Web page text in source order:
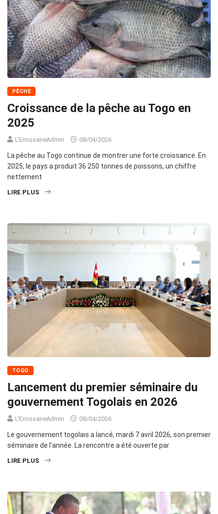
PÊCHE
Croissance de la pêche au Togo en
2025
L'EmissaireAdmin 08/04/2026
La pêche au Togo continue de montrer une forte croissance. En
2025, le pays a produit 36 250 tonnes de poissons, un chiffre
nettement
LIRE PLUS
TOGO
Lancement du premier séminaire du
gouvernement Togolais en 2026
L'EmissaireAdmin 08/04/2026
Le gouvernement togolais a lancé, mardi 7 avril 2026, son premier
séminaire de l’année. La rencontre a été ouverte par
LIRE PLUS